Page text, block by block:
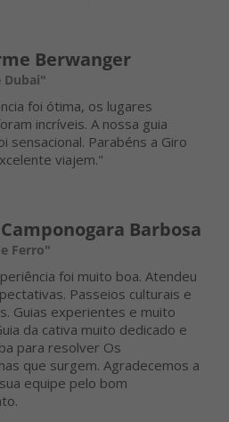
Berwanger
Dubai"
foi ótima, os lugares
incríveis. A nossa guia
sensacional. Parabéns a Giro
viajem."
Barbosa
Ferro"
foi muito boa. Atendeu
Passeios culturais e
Guias experientes e muito
da cativa muito dedicado e
para resolver Os
que surgem. Agradecemos a
equipe pelo bom